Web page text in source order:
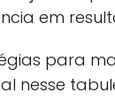
em
para
nesse